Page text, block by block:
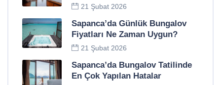
21 Şubat 2026
Sapanca’da Günlük Bungalov
Fiyatları Ne Zaman Uygun?
21 Şubat 2026
Sapanca’da Bungalov Tatilinde
En Çok Yapılan Hatalar